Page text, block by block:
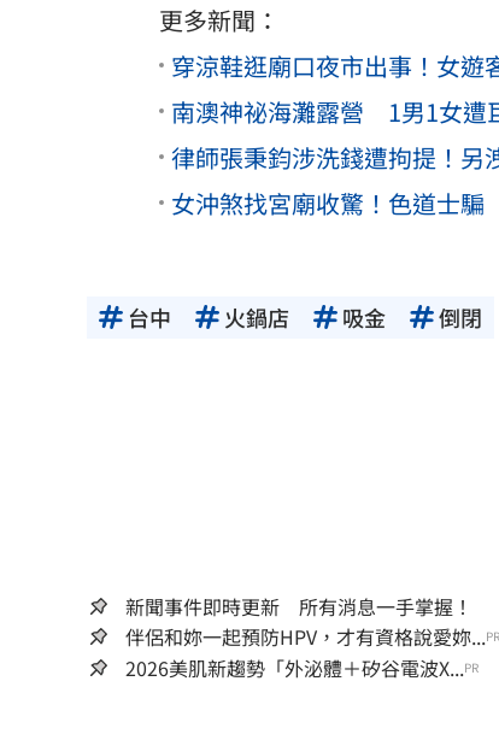
更多新聞：
穿涼鞋逛廟口夜市出事！女
南澳神祕海灘露營 1男1女遭
律師張秉鈞涉洗錢遭拘提！
女沖煞找宮廟收驚！色道士
台中 火鍋店 吸金 倒閉
新聞事件即時更新 所有消息一手掌握！
伴侶和妳一起預防HPV，才有資格說愛妳...PR
2026美肌新趨勢「外泌體＋矽谷電波X...PR